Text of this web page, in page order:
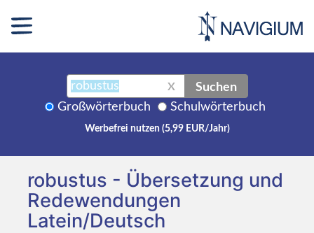
X Suchen
Großwörterbuch Schulwörterbuch
Werbefrei nutzen (5,99 EUR/Jahr)
robustus - Übersetzung und
Redewendungen
Latein/Deutsch